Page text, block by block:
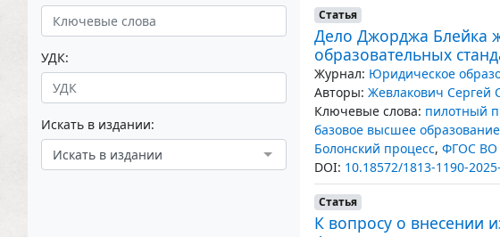
УДК:
Искать в издании:
Искать в издании
Статья
Дело Джорджа Блейка
образовательных
Журнал: Юридическое
Авторы: Жевлакович Сергей
Ключевые слова: пилотный
базовое высшее образование
Болонский процесс, ФГОС ВО
DOI: 10.18572/1813-1190-
Статья
К вопросу о внесении